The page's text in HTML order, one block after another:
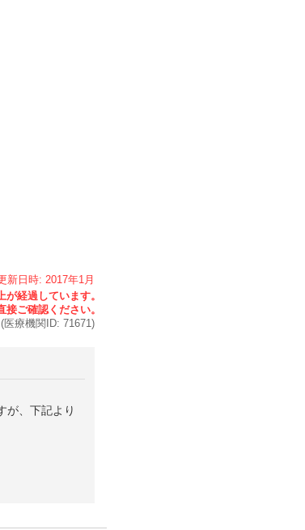
新日時: 2017年1月
(医療機関ID: 71671)
が、下記より